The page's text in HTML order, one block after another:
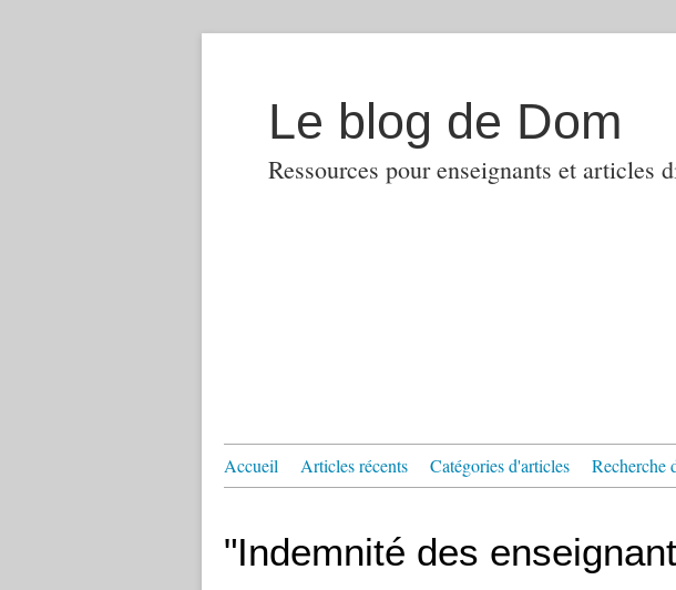
Le blog de Dom
Ressources pour enseignants et articles
Accueil Articles récents Catégories d'articles Recherche
"Indemnité des